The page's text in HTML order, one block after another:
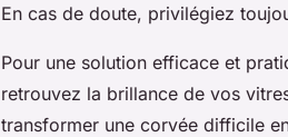
En cas de doute, privilégiez
Pour une solution efficace et
retrouvez la brillance de vos
transformer une corvée difficile